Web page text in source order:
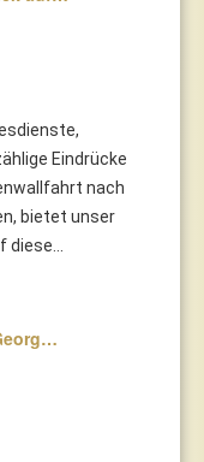
Eindrücke
nach
bietet unser
diese...